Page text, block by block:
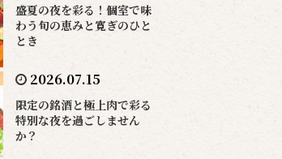
盛夏の夜を彩る！個室で味
わう旬の恵みと寛ぎのひと
とき
2026.07.15
限定の銘酒と極上肉で彩る
特別な夜を過ごしません
か？